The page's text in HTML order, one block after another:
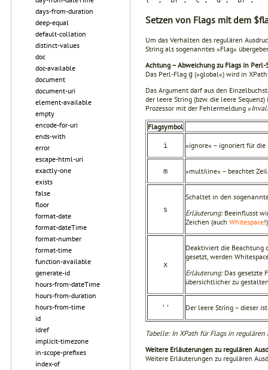
days-from-duration
deep-equal
default-collation
distinct-values
doc
doc-available
document
document-uri
element-available
empty
encode-for-uri
ends-with
error
escape-html-uri
exactly-one
exists
false
floor
format-date
format-dateTime
format-number
format-time
function-available
generate-id
hours-from-dateTime
hours-from-duration
hours-from-time
id
idref
implicit-timezone
in-scope-prefixes
index-of
Setzen von Flags mit dem
Um das Verhalten des regulären
String als sogenanntes »Flag«
Achtung – Abweichung zu Flags in Perl-
Das Perl-Flag g (»global«) wird in
Das Argument darf aus den
der leere String (bzw. die leere
Prozessor mit der Fehlermeldung »
Flagsymbol
i »ignore« – ignoriert für
m »multiline« – beachtet
s
Schaltet in den
Erläuterung:Beeinflusst
Zeichen (auch Whitespace
x
Deaktiviert die Beachtung
gesetzt, werden
Erläuterung:Das gesetzte
übersichtlicher zu
'' Der leere String – dieser
Tabelle: In XPath für Flags in regulären
Weitere Erläuterungen zu regulären
Weitere Erläuterungen zu regulären